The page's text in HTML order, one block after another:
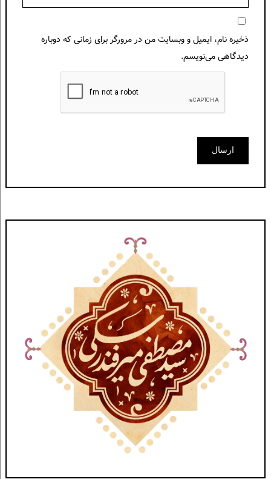
ذخیره نام، ایمیل و وبسایت من در مرورگر برای زمانی که دوباره
دیدگاهی می‌نویسم.